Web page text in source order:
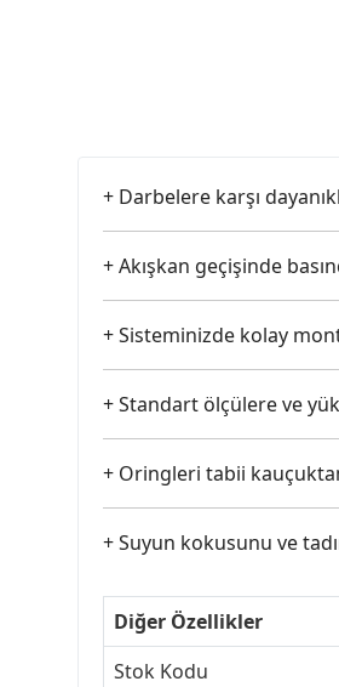
+ Darbelere karşı
+ Akışkan geçişinde
+ Sisteminizde kolay
+ Standart ölçülere ve
+ Oringleri tabii
+ Suyun kokusunu ve
Diğer Özellikler
Stok Kodu